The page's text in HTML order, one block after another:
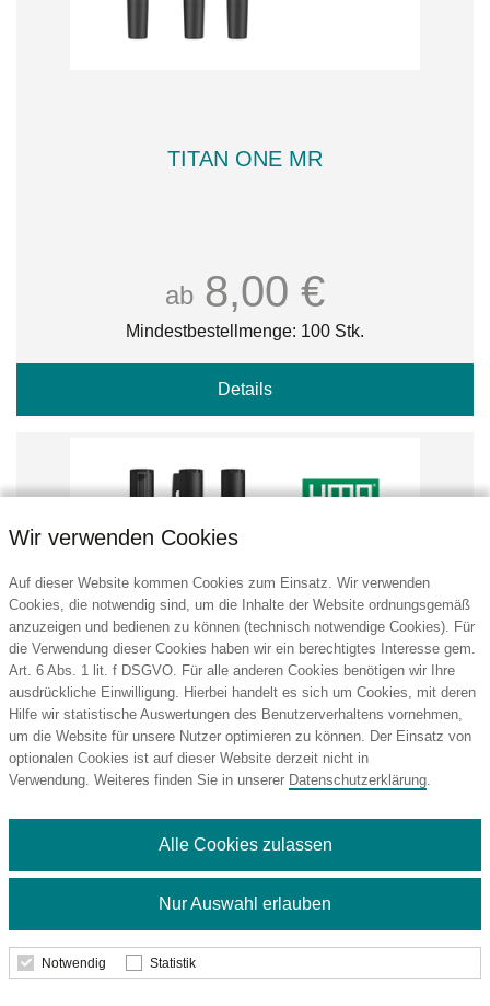
TITAN ONE MR
ab 8,00 €
Mindestbestellmenge: 100 Stk.
Details
MOOD R CARBON
Wir verwenden Cookies
Auf dieser Website kommen Cookies zum Einsatz. Wir verwenden
Cookies, die notwendig sind, um die Inhalte der Website ordnungsgemäß
anzuzeigen und bedienen zu können (technisch notwendige Cookies). Für
die Verwendung dieser Cookies haben wir ein berechtigtes Interesse gem.
Art. 6 Abs. 1 lit. f DSGVO. Für alle anderen Cookies benötigen wir Ihre
ausdrückliche Einwilligung. Hierbei handelt es sich um Cookies, mit deren
Hilfe wir statistische Auswertungen des Benutzerverhaltens vornehmen,
um die Website für unsere Nutzer optimieren zu können. Der Einsatz von
optionalen Cookies ist auf dieser Website derzeit nicht in
Verwendung. Weiteres finden Sie in unserer Datenschutzerklärung.
Nur Auswahl erlauben
Alle Cookies zulassen
Notwendig Statistik